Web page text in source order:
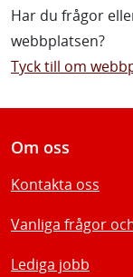
Har du frågor
webbplatsen?
Tyck till om
Om oss
Kontakta oss
Vanliga frågor
Lediga jobb